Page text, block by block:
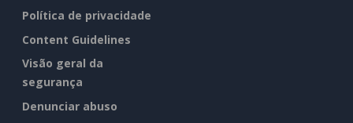
Política de privacidade
Content Guidelines
Visão geral da
segurança
Denunciar abuso